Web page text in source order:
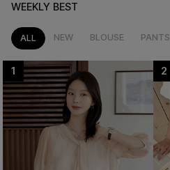
WEEKLY BEST
ALL NEW BLOUSE PANTS